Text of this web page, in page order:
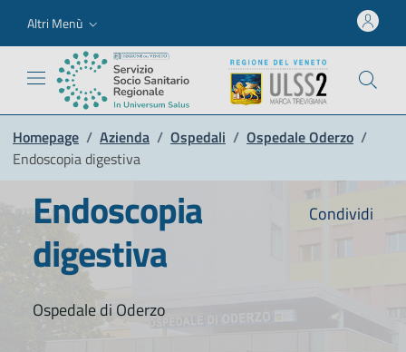
Altri Menù
Homepage / Azienda / Ospedali / Ospedale Oderzo /
Endoscopia digestiva
Condividi
Endoscopia
digestiva
Ospedale di Oderzo